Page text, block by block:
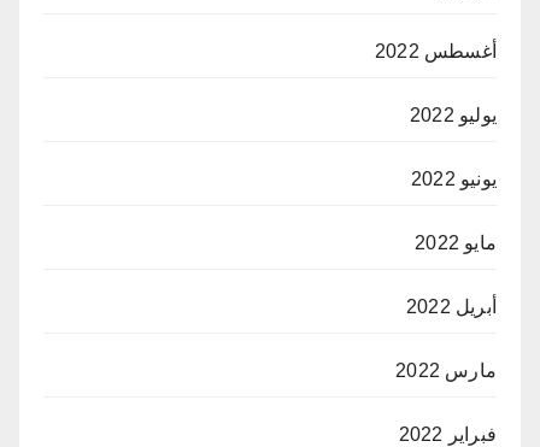
أغسطس 2022
يوليو 2022
يونيو 2022
مايو 2022
أبريل 2022
مارس 2022
فبراير 2022